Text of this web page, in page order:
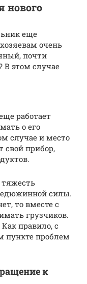
нового
еще
очень
почти
В этом случае
работает
о его
случае и место
свой прибор,
тяжесть
силы.
то вместе с
грузчиков.
правило, с
пункте проблем
к